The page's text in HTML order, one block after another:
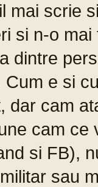
mai scrie
si n-o
dintre
Cum e si
dar cam
cam ce
si FB),
sau